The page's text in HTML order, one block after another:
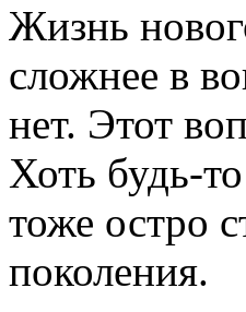
Жизнь
сложнее в
нет. Этот
Хоть будь-
тоже остро
поколения.